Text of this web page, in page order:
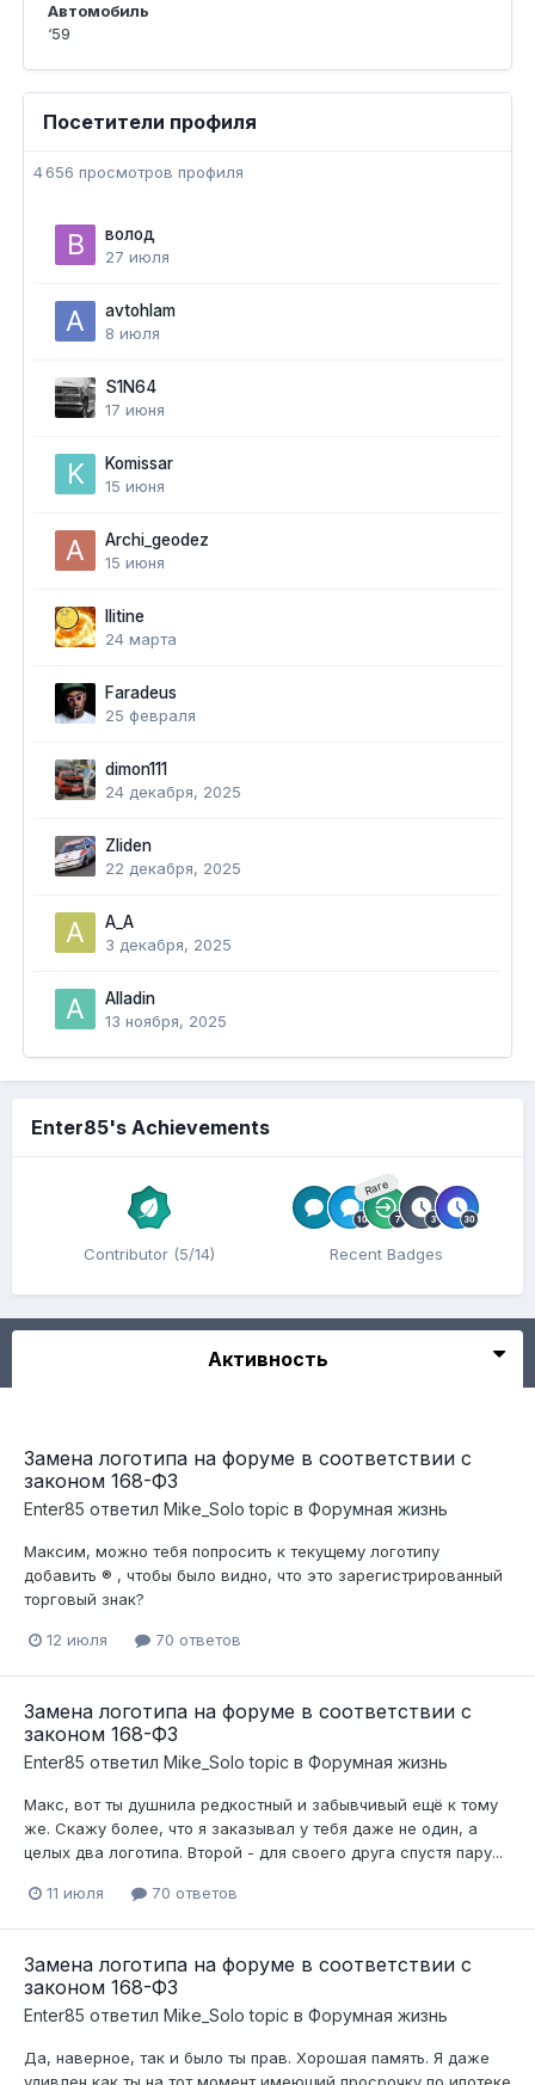
Автомобиль
‘59
Посетители профиля
4 656 просмотров профиля
волод
27 июля
avtohlam
8 июля
S1N64
17 июня
Komissar
15 июня
Archi_geodez
15 июня
Ilitine
24 марта
Faradeus
25 февраля
dimon111
24 декабря, 2025
Zliden
22 декабря, 2025
A_A
3 декабря, 2025
Alladin
13 ноября, 2025
Enter85's Achievements
Contributor (5/14)
Rare
Recent Badges
Активность
Замена логотипа на форуме в соответствии с
законом 168-ФЗ
Enter85 ответил Mike_Solo topic в Форумная жизнь
Максим, можно тебя попросить к текущему логотипу
добавить ® , чтобы было видно, что это зарегистрированный
торговый знак?
12 июля 70 ответов
Замена логотипа на форуме в соответствии с
законом 168-ФЗ
Enter85 ответил Mike_Solo topic в Форумная жизнь
Макс, вот ты душнила редкостный и забывчивый ещё к тому
же. Скажу более, что я заказывал у тебя даже не один, а
целых два логотипа. Второй - для своего друга спустя пару...
11 июля 70 ответов
Замена логотипа на форуме в соответствии с
законом 168-ФЗ
Enter85 ответил Mike_Solo topic в Форумная жизнь
Да, наверное, так и было ты прав. Хорошая память. Я даже